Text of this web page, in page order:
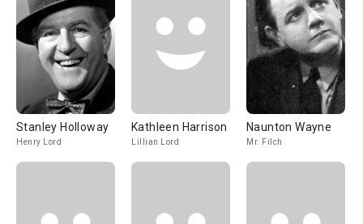
Stanley Holloway
Henry Lord
Kathleen Harrison
Lillian Lord
Naunton Wayne
Mr. Filch